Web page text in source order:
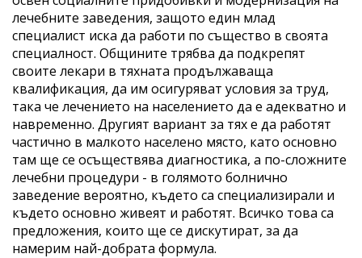
лечебните заведения, защото един млад
специалист иска да работи по същество в своята
специалност. Общините трябва да подкрепят
своите лекари в тяхната продължаваща
квалификация, да им осигуряват условия за труд,
така че лечението на населението да е адекватно и
навременно. Другият вариант за тях е да работят
частично в малкото населено място, като основно
там ще се осъществява диагностика, а по-сложните
лечебни процедури - в голямото болнично
заведение вероятно, където са специализирали и
където основно живеят и работят. Всичко това са
предложения, които ще се дискутират, за да
намерим най-добрата формула.